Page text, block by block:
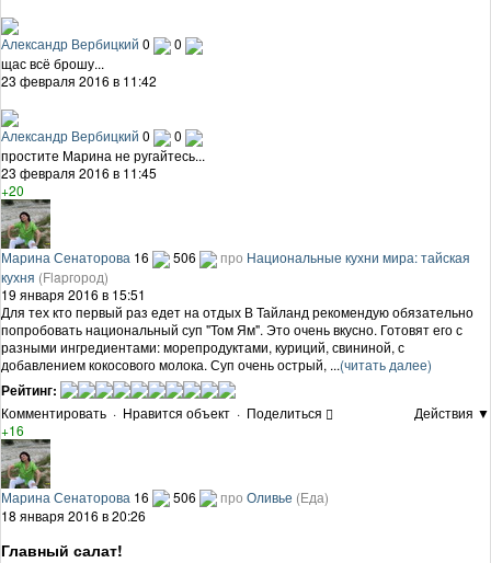
Александр Вербицкий 0
0
щас всё брошу...
23 февраля 2016 в 11:42
Александр Вербицкий 0
0
простите Марина не ругайтесь...
23 февраля 2016 в 11:45
+20
Марина Сенаторова 16 506 про Национальные кухни мира: тайская
кухня (Flapгород)
19 января 2016 в 15:51
Для тех кто первый раз едет на отдых В Тайланд рекомендую обязательно
попробовать национальный суп "Том Ям". Это очень вкусно. Готовят его с
разными ингредиентами: морепродуктами, куриций, свининой, с
добавлением кокосового молока. Суп очень острый, ...(читать далее)
Рейтинг:
Комментировать · Нравится объект · Поделиться
Действия ▼
+16
Марина Сенаторова 16 506 про Оливье (Еда)
18 января 2016 в 20:26
Главный салат!